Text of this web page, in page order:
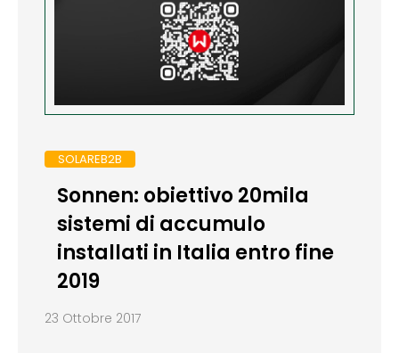
SOLAREB2B
Sonnen: obiettivo 20mila
sistemi di accumulo
installati in Italia entro fine
2019
23 Ottobre 2017